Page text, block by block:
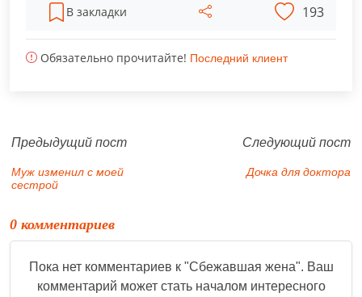
В закладки 193
Обязательно прочитайте! Последний клиент
Предыдущий пост
Муж изменил с моей
сестрой
Следующий пост
Дочка для доктора
0 комментариев
Пока нет комментариев к "Сбежавшая жена". Ваш
комментарий может стать началом интересного